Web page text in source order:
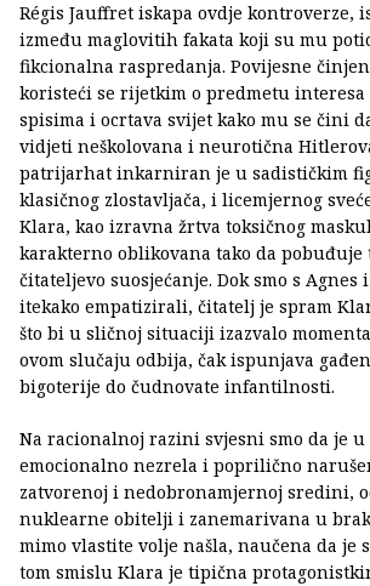
Régis Jauffret iskapa ovdje kontroverze,
između maglovitih fakata koji su mu
fikcionalna raspredanja. Povijesne
koristeći se rijetkim o predmetu
spisima i ocrtava svijet kako mu se čini
vidjeti neškolovana i neurotična
patrijarhat inkarniran je u sadističkim
klasičnog zlostavljača, i licemjernog
Klara, kao izravna žrtva toksičnog
karakterno oblikovana tako da pobuđuje
čitateljevo suosjećanje. Dok smo s Agnes
itekako empatizirali, čitatelj je spram
što bi u sličnoj situaciji izazvalo
ovom slučaju odbija, čak ispunjava
bigoterije do čudnovate infantilnosti.
Na racionalnoj razini svjesni smo da je
emocionalno nezrela i poprilično
zatvorenoj i nedobronamjernoj sredini,
nuklearne obitelji i zanemarivana u
mimo vlastite volje našla, naučena da je
tom smislu Klara je tipična